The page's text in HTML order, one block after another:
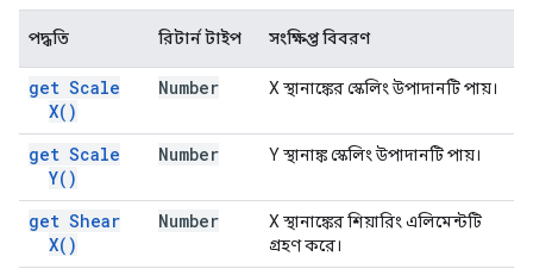
পদ্ধতি রিটার্ন টাইপ সংক্ষিপ্ত বিবরণ
get Scale
X( )
Number X স্থানাঙ্কের স্কেলিং উপাদানটি পায়।
get Scale
Y( )
Number Y স্থানাঙ্ক স্কেলিং উপাদানটি পায়।
get Shear
X( )
Number
X স্থানাঙ্কের শিয়ারিং এলিমেন্টটি
গ্রহণ করে।